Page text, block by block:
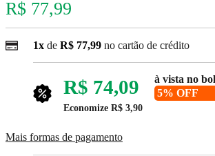
R$ 77,99
1x de R$ 77,99 no cartão de crédito
R$ 74,09
à vista no
5% OFF
Economize R$ 3,90
Mais formas de pagamento